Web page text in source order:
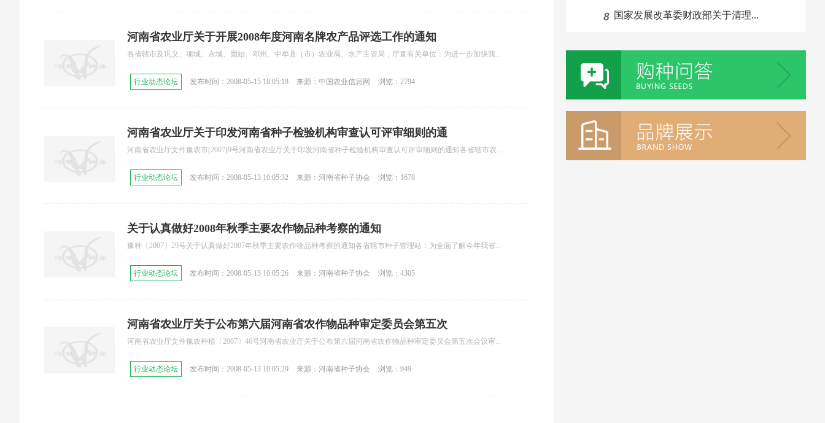
河南省农业厅关于开展2008年度河南名牌农产品评选工作的通知
各省辖市及巩义、项城、永城、固始、邓州、中牟县（市）农业局、水产主管局，厅直有关单位：为进一步加快我...
行业动态论坛 发布时间：2008-05-15 18:05:18 来源：中国农业信息网 浏览：2794
河南省农业厅关于印发河南省种子检验机构审查认可评审细则的通
知
河南省农业厅文件豫农市[2007]9号河南省农业厅关于印发河南省种子检验机构审查认可评审细则的通知各省辖市农...
行业动态论坛 发布时间：2008-05-13 10:05:32 来源：河南省种子协会 浏览：1678
关于认真做好2008年秋季主要农作物品种考察的通知
豫种〔2007〕29号关于认真做好2007年秋季主要农作物品种考察的通知各省辖市种子管理站：为全面了解今年我省...
行业动态论坛 发布时间：2008-05-13 10:05:26 来源：河南省种子协会 浏览：4305
河南省农业厅关于公布第六届河南省农作物品种审定委员会第五次
会议审定通过品种的通知
河南省农业厅文件豫农种植〔2007〕46号河南省农业厅关于公布第六届河南省农作物品种审定委员会第五次会议审...
行业动态论坛 发布时间：2008-05-13 10:05:29 来源：河南省种子协会 浏览：949
国家发展改革委财政部关于清理...